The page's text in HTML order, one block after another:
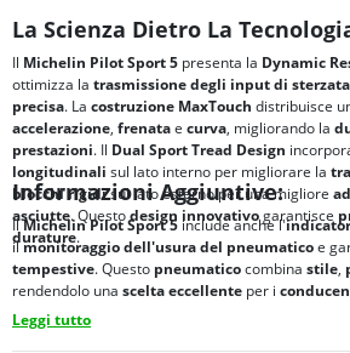
La Scienza Dietro La
Il Michelin Pilot Sport 5 presenta la Dynamic
ottimizza la trasmissione degli input di sterzata
precisa. La costruzione MaxTouch distribuisce
accelerazione, frenatae curva, migliorando la
prestazioni. Il Dual Sport Tread Design
longitudinali sul lato interno per migliorare la
blocchi rigidisul lato esterno per una migliore
asciutte. Questodesign innovativogarantisce
durature.
Informazioni Aggiuntive:
IlMichelin Pilot Sport 5 include anche l'
ilmonitoraggio dell'usura del pneumaticoe
tempestive. Questo pneumaticocombina stile,
rendendolo una scelta eccellente per i
Leggi tutto